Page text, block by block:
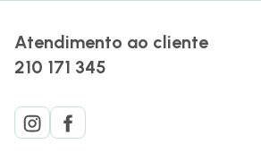
Atendimento ao cliente
210 171 345